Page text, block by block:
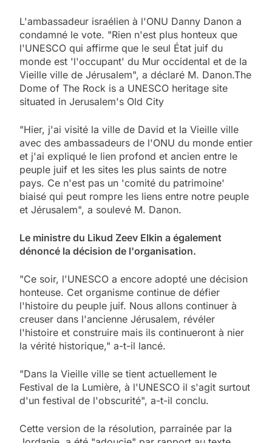
L'ambassadeur israélien à l'ONU Danny Danon a
condamné le vote. "Rien n'est plus honteux que
l'UNESCO qui affirme que le seul État juif du
monde est 'l'occupant' du Mur occidental et de la
Vieille ville de Jérusalem", a déclaré M. Danon.The
Dome of The Rock is a UNESCO heritage site
situated in Jerusalem's Old City
"Hier, j'ai visité la ville de David et la Vieille ville
avec des ambassadeurs de l'ONU du monde entier
et j'ai expliqué le lien profond et ancien entre le
peuple juif et les sites les plus saints de notre
pays. Ce n'est pas un 'comité du patrimoine'
biaisé qui peut rompre les liens entre notre peuple
et Jérusalem", a soulevé M. Danon.
Le ministre du Likud Zeev Elkin a également
dénoncé la décision de l'organisation.
"Ce soir, l'UNESCO a encore adopté une décision
honteuse. Cet organisme continue de défier
l'histoire du peuple juif. Nous allons continuer à
creuser dans l'ancienne Jérusalem, révéler
l'histoire et construire mais ils continueront à nier
la vérité historique," a-t-il lancé.
"Dans la Vieille ville se tient actuellement le
Festival de la Lumière, à l'UNESCO il s'agit surtout
d'un festival de l'obscurité", a-t-il conclu.
Cette version de la résolution, parrainée par la